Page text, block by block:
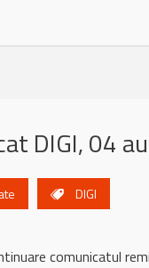
DIGI, 04
DIGI
comunicatul